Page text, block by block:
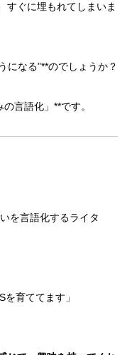
すぐに埋もれてしまいま
になる”**のでしょうか？
言語化」**です。
を言語化するライタ
育ててます」